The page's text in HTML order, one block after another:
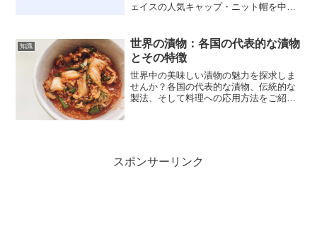
ェイスの人気キャップ・ニット帽を中心
知識
世界の漬物：各国の代表的な漬物
とその特徴
世界中の美味しい漬物の魅力を探求しま
せんか？各国の代表的な漬物、伝統的な
製法、そして料理への応用方法をご紹
スポンサーリンク